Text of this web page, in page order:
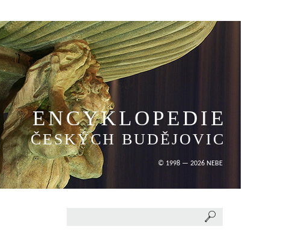
ENCYKLOPEDIE
ČESKÝCH BUDĚJOVIC
© 1998 — 2026 NEBE